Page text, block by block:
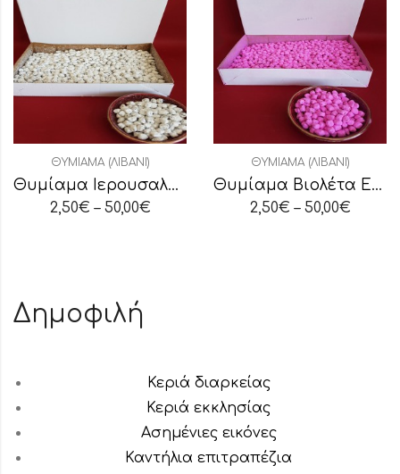
ΘΥΜΊΑΜΑ (ΛΙΒΆΝΙ)
Θυμίαμα Ιερουσαλήμ Εξαιρετικής Ποιότητας
2,50€ – 50,00€
ΘΥΜΊΑΜΑ (ΛΙΒΆΝΙ)
Θυμίαμα Βιολέτα Εξαιρετικής Ποιότητας
2,50€ – 50,00€
Δημοφιλή
Κεριά διαρκείας
Κεριά εκκλησίας
Ασημένιες εικόνες
Καντήλια επιτραπέζια